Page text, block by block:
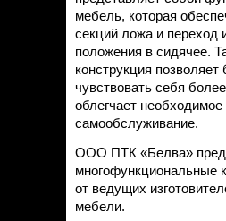
мебель, которая
секций ложа и переход
положения в сидячее.
конструкция
чувствовать себя
облегчает необходимое
самообслуживание.
ООО ПТК «Белва»
многофункциональные
от ведущих
мебели.